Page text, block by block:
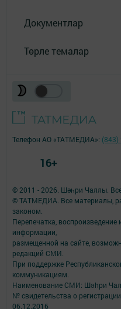
Документлар
Төрле темалар
© 2011 - 2026. Шәһри Чаллы.
© ТАТМЕДИА. Все материалы,
законом.
Перепечатка,
информации,
размещенной на сайте,
редакций СМИ.
При поддержке
коммуникациям.
Наименование СМИ: Шəhри
№ свидетельства о
06.12.2016
Телефон АО «ТАТМЕДИА»: (843)
16+